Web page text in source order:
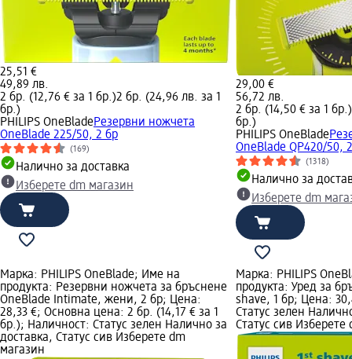
25,51 €
49,89 лв.
2 бр. (12,76 € за 1 бр.)2 бр. (24,96 лв. за 1
бр.)
PHILIPS OneBladeРезервни ножчета
OneBlade 225/50, 2 бр
(169)
Налично за доставка
Изберете dm магазин
29,00 €
56,72 лв.
2 бр. (14,50 € за 1 бр.)
бр.)
PHILIPS OneBlade
OneBlade QP420/50,
(1318)
Налично за
Изберете dm
Марка: PHILIPS OneBlade; Име на
продукта: Резервни ножчета за бръснене
OneBlade Intimate, жени, 2 бр; Цена:
28,33 €; Основна цена: 2 бр. (14,17 € за 1
бр.); Наличност: Статус зелен Налично за
доставка, Статус сив Изберете dm
магазин
Марка: PHILIPS
продукта: Уред за
shave, 1 бр; Цена:
Статус зелен
Статус сив Изберете